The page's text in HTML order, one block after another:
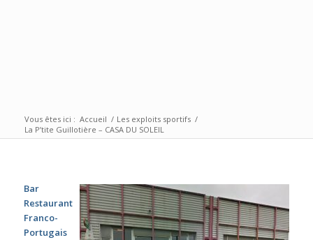
Vous êtes ici : Accueil / Les exploits sportifs /
La P’tite Guillotière – CASA DU SOLEIL
Bar
Restaurant
Franco-
Portugais